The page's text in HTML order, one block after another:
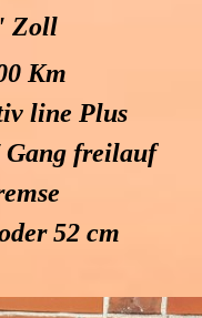
Zoll
Km
line Plus
Gang freilauf
52 cm